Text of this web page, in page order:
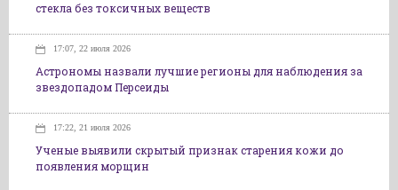
стекла без токсичных веществ
17:07, 22 июля 2026
Астрономы назвали лучшие регионы для наблюдения за
звездопадом Персеиды
17:22, 21 июля 2026
Ученые выявили скрытый признак старения кожи до
появления морщин